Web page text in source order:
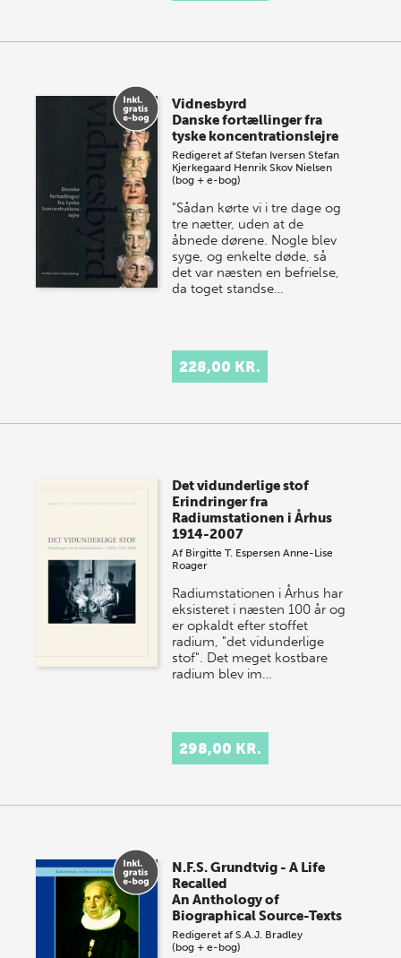
Vidnesbyrd
Danske fortællinger fra
tyske koncentrationslejre
Redigeret afStefan Iversen Stefan
Kjerkegaard Henrik Skov Nielsen
(bog + e-bog)
"Sådan kørte vi i tre dage og
tre nætter, uden at de
åbnede dørene. Nogle blev
syge, og enkelte døde, så
det var næsten en befrielse,
da toget standse…
228,00 KR.
Det vidunderlige stof
Erindringer fra
Radiumstationen i Århus
1914-2007
Af Birgitte T. Espersen Anne-Lise
Roager
Radiumstationen i Århus har
eksisteret i næsten 100 år og
er opkaldt efter stoffet
radium, "det vidunderlige
stof". Det meget kostbare
radium blev im…
298,00 KR.
N.F.S. Grundtvig - A Life
Recalled
An Anthology of
Biographical Source-Texts
Redigeret afS.A.J. Bradley
(bog + e-bog)